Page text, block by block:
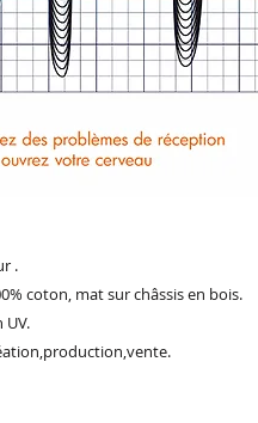
.
coton, mat sur châssis en bois.
UV.